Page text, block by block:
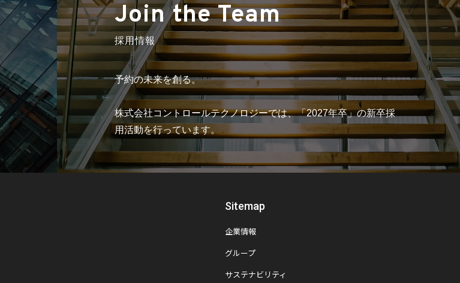
Join the Team
採用情報
予約の未来を創る。
株式会社コントロールテクノロジーでは、「2027年卒」の新卒採
用活動を行っています。
Sitemap
企業情報
グループ
サステナビリティ